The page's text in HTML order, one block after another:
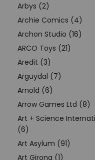
Arbys (2)
Archie Comics (4)
Archon Studio (16)
ARCO Toys (21)
Aredit (3)
Arguydal (7)
Arnold (6)
Arrow Games Ltd (8)
Art + Science
(6)
Art Asylum (91)
Art Girona (1)